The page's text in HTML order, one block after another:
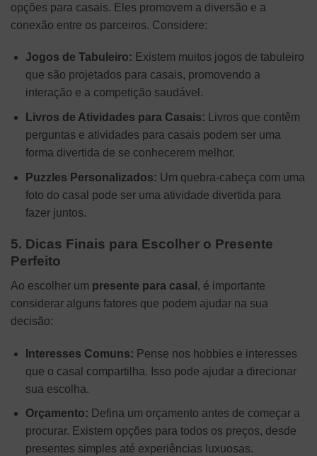
opções para casais. Eles promovem a diversão e a
conexão entre os parceiros. Considere:
Jogos de Tabuleiro: Existem muitos jogos de tabuleiro
que são projetados para casais, promovendo a
interação e a competição saudável.
Livros de Atividades para Casais: Livros que contêm
perguntas e atividades para casais podem ser uma
forma divertida de se conhecerem melhor.
Puzzles Personalizados: Um quebra-cabeça com uma
foto do casal pode ser uma atividade divertida para
fazer juntos.
5. Dicas Finais para Escolher o Presente
Perfeito
Ao escolher um presente para casal , é importante
considerar alguns fatores que podem ajudar na sua
decisão:
Interesses Comuns: Pense nos hobbies e interesses
que o casal compartilha. Isso pode ajudar a direcionar
sua escolha.
Orçamento: Defina um orçamento antes de começar a
procurar. Existem opções para todos os preços, desde
presentes simples até experiências luxuosas.